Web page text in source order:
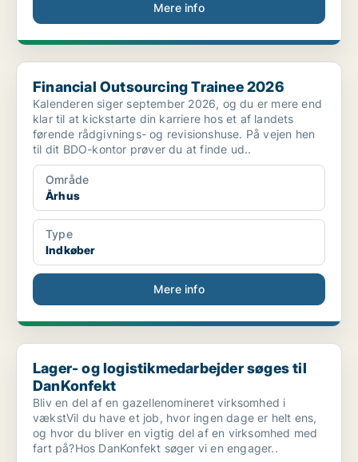
Mere info
Financial Outsourcing Trainee 2026
Financial Outsourcing Trainee 2026
Kalenderen siger september 2026, og du er mere end
klar til at kickstarte din karriere hos et af landets
førende rådgivnings- og revisionshuse. På vejen hen
til dit BDO-kontor prøver du at finde ud..
Område
Århus
Type
Indkøber
Mere info
Lager- og logistikmedarbejder søges til DanKonfekt
Lager- og logistikmedarbejder søges til
DanKonfekt
Bliv en del af en gazellenomineret virksomhed i
vækstVil du have et job, hvor ingen dage er helt ens,
og hvor du bliver en vigtig del af en virksomhed med
fart på?Hos DanKonfekt søger vi en engager..